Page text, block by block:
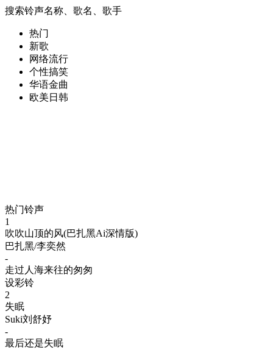
搜索铃声名称、歌名、歌手
热门
新歌
网络流行
个性搞笑
华语金曲
欧美日韩
热门铃声
1
吹吹山顶的风(巴扎黑Ai深情版)
巴扎黑/李奕然
-
走过人海来往的匆匆
设彩铃
2
失眠
Suki刘舒妤
-
最后还是失眠